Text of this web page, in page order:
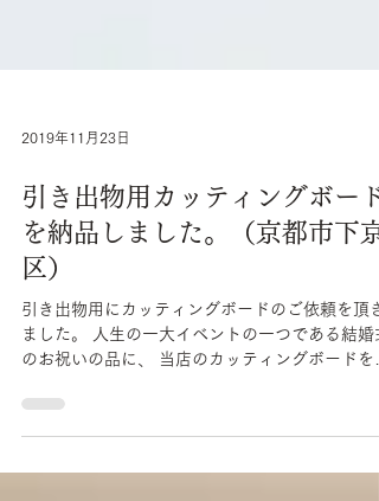
2019年11月23日
引き出物用カッティングボード
を納品しました。（京都市下京
のお祝いの品に、 当店のカッティングボードをお